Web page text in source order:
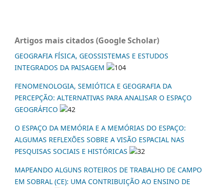
Artigos mais citados (Google Scholar)
GEOGRAFIA FÍSICA, GEOSSISTEMAS E ESTUDOS
INTEGRADOS DA PAISAGEM
104
FENOMENOLOGIA, SEMIÓTICA E GEOGRAFIA DA
PERCEPÇÃO: ALTERNATIVAS PARA ANALISAR O ESPAÇO
GEOGRÁFICO
42
O ESPAÇO DA MEMÓRIA E A MEMÓRIAS DO ESPAÇO:
ALGUMAS REFLEXÕES SOBRE A VISÃO ESPACIAL NAS
PESQUISAS SOCIAIS E HISTÓRICAS
32
MAPEANDO ALGUNS ROTEIROS DE TRABALHO DE CAMPO
EM SOBRAL (CE): UMA CONTRIBUIÇÃO AO ENSINO DE